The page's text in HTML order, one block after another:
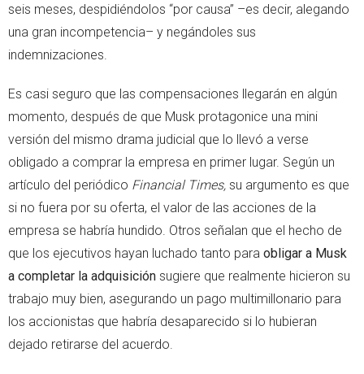
seis meses, despidiéndolos “por causa” –es decir, alegando
una gran incompetencia– y negándoles sus
indemnizaciones.
Es casi seguro que las compensaciones llegarán en algún
momento, después de que Musk protagonice una mini
versión del mismo drama judicial que lo llevó a verse
obligado a comprar la empresa en primer lugar. Según un
artículo del periódico Financial Times, su argumento es que
si no fuera por su oferta, el valor de las acciones de la
empresa se habría hundido. Otros señalan que el hecho de
que los ejecutivos hayan luchado tanto para obligar a Musk
a completar la adquisición sugiere que realmente hicieron su
trabajo muy bien, asegurando un pago multimillonario para
los accionistas que habría desaparecido si lo hubieran
dejado retirarse del acuerdo.